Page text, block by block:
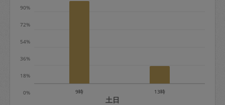
※キャンセル料金の設定について：
0%
18%
36%
54%
72%
90%
9時 13時
土日